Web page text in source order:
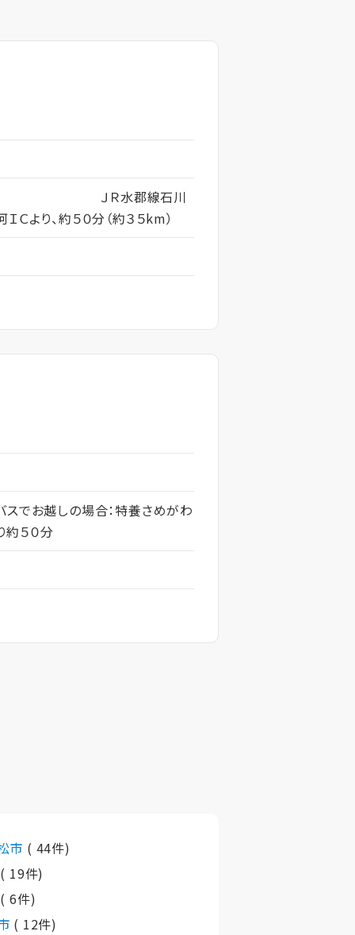
１５分 ＪＲ水郡線石川
り、約５０分（約３５km）
でお越しの場合：特養さめがわ
５０分
市 ( 44件)
( 19件)
( 6件)
( 12件)